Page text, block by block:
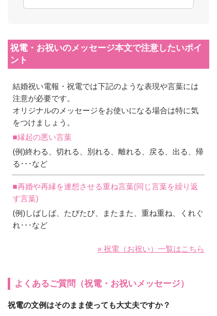
祝電・お祝いのメッセージ本文で注意したいポイ
ント
結婚祝い電報・祝電では下記のような表現や言葉には
注意が必要です。
オリジナルのメッセージをお使いになる場合は特に気
をつけましょう。
■縁起の悪い言葉
(例)終わる、切れる、別れる、離れる、戻る、出る、帰
る･･･など
■再婚や再縁を連想させる重ね言葉(同じ言葉を繰り返
す言葉)
(例)しばしば、たびたび、またまた、重ね重ね、くれぐ
れ･･･など
» 祝電（お祝い）一覧はこちら
よくあるご質問（祝電・お祝いメッセージ）
祝電の文例はそのまま使っても大丈夫ですか？